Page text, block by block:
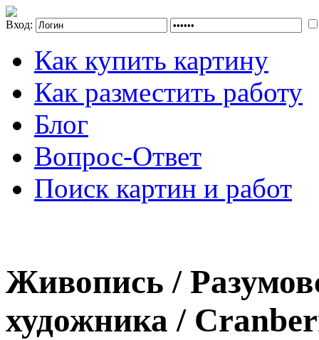
Вход:
Как купить картину
Как разместить работу
Блог
Вопрос-Ответ
Поиск картин и работ
Живопись /
художника /